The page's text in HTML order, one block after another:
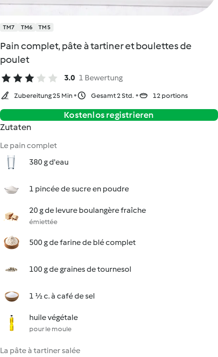
TM7 TM6 TM5
Pain complet, pâte à tartiner et boulettes de
poulet
3.0 1 Bewertung
Zubereitung 25 Min Gesamt 2 Std. 12 portions
Kostenlos registrieren
Zutaten
Le pain complet
380 g d'eau
1 pincée de sucre en poudre
20 g de levure boulangère fraîche
émiettée
500 g de farine de blé complet
100 g de graines de tournesol
1 ½ c. à café de sel
huile végétale
pour le moule
La pâte à tartiner salée